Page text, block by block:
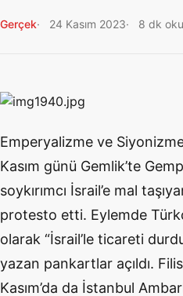
Gerçek 24 Kasım 2023 8 dk
Emperyalizme ve
Kasım günü Gemlik’te
soykırımcı İsrail’e mal
protesto etti. Eylemde
olarak “İsrail’le ticareti
yazan pankartlar açıldı.
Kasım’da da İstanbul